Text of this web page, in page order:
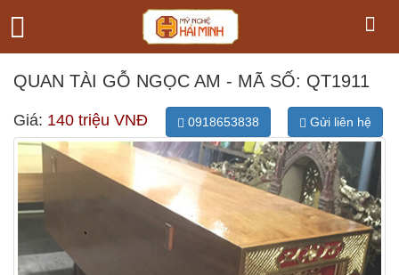
QUAN TÀI GỖ NGỌC AM - MÃ SỐ: QT1911
Giá: 140 triệu VNĐ 0918653838 Gửi liên hệ